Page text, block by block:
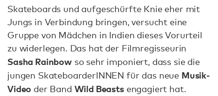
Skateboards und aufgeschürfte Knie eher mit
Jungs in Verbindung bringen, versucht eine
Gruppe von Mädchen in Indien dieses Vorurteil
zu widerlegen. Das hat der Filmregisseurin
Sasha Rainbowso sehr imponiert, dass sie die
jungen SkateboarderINNEN für das neue Musik-
Video der Band Wild Beastsengagiert hat.